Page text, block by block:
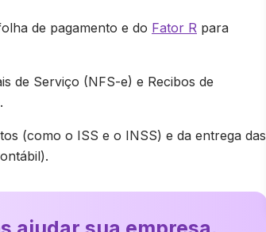
de pagamento e do Fator R para
de Serviço (NFS-e) e Recibos de
(como o ISS e o INSS) e da entrega das